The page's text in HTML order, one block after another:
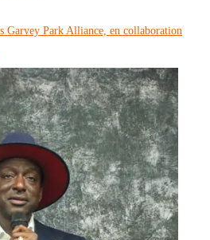
Garvey Park Alliance, en collaboration